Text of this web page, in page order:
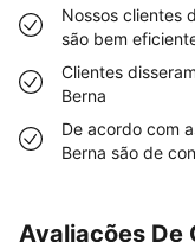
Nossos clientes
são bem
Clientes
Berna
De acordo com
Berna são de
Avaliações De